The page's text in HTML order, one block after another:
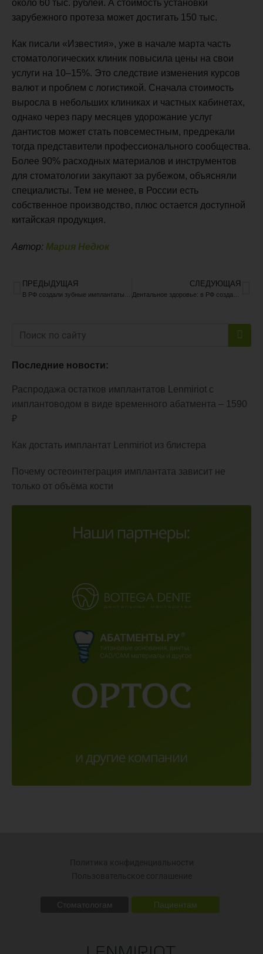
около 60 тыс. рублей. А стоимость установки
зарубежного протеза может достигать 150 тыс.
Как писали «Известия», уже в начале марта часть
стоматологических клиник повысила цены на свои
услуги на 10–15%. Это следствие изменения курсов
валют и проблем с логистикой. Сначала стоимость
выросла в небольших клиниках и частных кабинетах,
однако через пару месяцев удорожание услуг
дантистов может стать повсеместным, предрекали
тогда представители профессионального сообщества.
Более 90% расходных материалов и инструментов
для стоматологии закупают за рубежом, объясняли
специалисты. Тем не менее, в России есть
собственное производство, плюс остается доступной
китайская продукция.
Автор: Мария Недюк
ПРЕДЫДУЩАЯ СЛЕДУЮЩАЯ
Последние новости:
Распродажа остатков имплантатов Lenmiriot с
имплантоводом в виде временного абатмента – 1590
₽
Как достать имплантат Lenmiriot из блистера
Почему остеоинтеграция имплантата зависит не
только от объёма кости
Стоматологам Пациентам